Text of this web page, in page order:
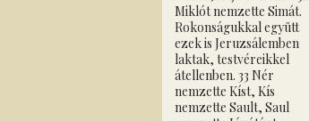
Miklót nemzette Simát.
Rokonságukkal együtt
ezek is Jeruzsálemben
laktak, testvéreikkel
átellenben. 33 Nér
nemzette Kíst, Kís
nemzette Sault, Saul